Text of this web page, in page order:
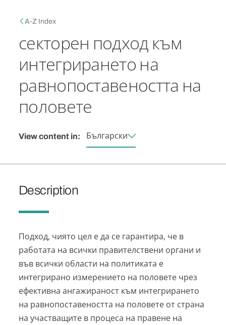
Breadcrumb
A-Z Index
секторен подход към
интегрирането на
равнопоставеността на
половете
View content in: Български
Description
Подход, чиято цел е да се гарантира, че в
работата на всички правителствени органи и
във всички области на политиката е
интегрирано измерението на половете чрез
ефективна ангажираност към интегрирането
на равнопоставеността на половете от страна
на участващите в процеса на правене на